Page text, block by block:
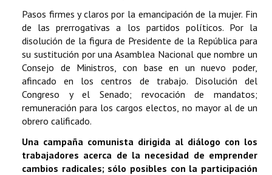
Pasos firmes y claros por la emancipación de la mujer. Fin
de las prerrogativas a los partidos políticos. Por la
disolución de la figura de Presidente de la República para
su sustitución por una Asamblea Nacional que nombre un
Consejo de Ministros, con base en un nuevo poder,
afincado en los centros de trabajo. Disolución del
Congreso y el Senado; revocación de mandatos;
remuneración para los cargos electos, no mayor al de un
obrero calificado.
Una campaña comunista dirigida al diálogo con los
trabajadores acerca de la necesidad de emprender
cambios radicales; sólo posibles con la participación